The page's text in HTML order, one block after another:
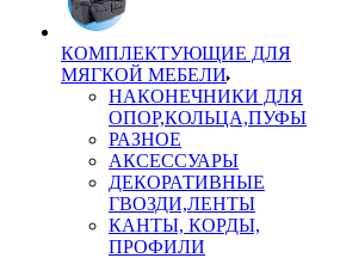
КОМПЛЕКТУЮЩИЕ ДЛЯ
МЯГКОЙ МЕБЕЛИ
НАКОНЕЧНИКИ ДЛЯ
ОПОР,КОЛЬЦА,ПУФЫ
РАЗНОЕ
АКСЕССУАРЫ
ДЕКОРАТИВНЫЕ
ГВОЗДИ,ЛЕНТЫ
КАНТЫ, КОРДЫ,
ПРОФИЛИ